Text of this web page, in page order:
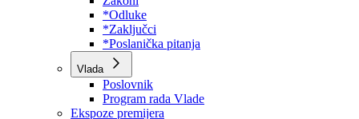
Program rada Skupštine
Budžet 2026
Zakoni
*Odluke
*Zaključci
*Poslanička pitanja
Vlada